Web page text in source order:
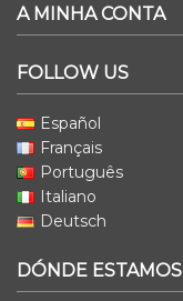
A MINHA CONTA
FOLLOW US
Español
Français
Português
Italiano
Deutsch
DÓNDE ESTAMOS